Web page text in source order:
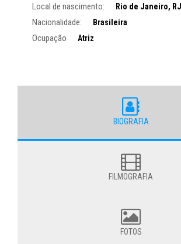
Local de nascimento: Rio de Janeiro,
Nacionalidade: Brasileira
Ocupação Atriz
BIOGRAFIA
FILMOGRAFIA
FOTOS